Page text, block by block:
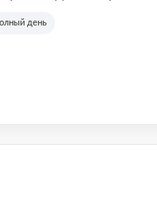
и Беларуси,
день